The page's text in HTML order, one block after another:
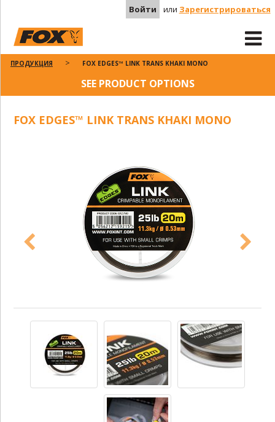
Войти или Зарегистрироваться
ПРОДУКЦИЯ FOX EDGES™ LINK TRANS KHAKI MONO
SEE PRODUCT OPTIONS
FOX EDGES™ LINK TRANS KHAKI MONO